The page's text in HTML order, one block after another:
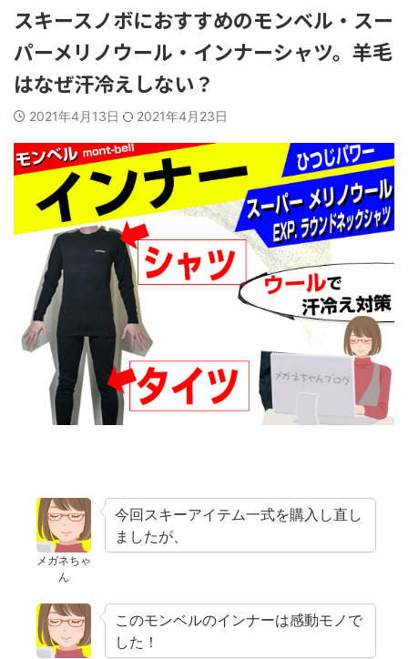
スキースノボにおすすめのモンベル・スー
パーメリノウール・インナーシャツ。羊毛
はなぜ汗冷えしない？
2021年4月13日 2021年4月23日
メガネちゃ
ん
今回スキーアイテム一式を購入し直し
ましたが、
このモンベルのインナーは感動モノで
した！